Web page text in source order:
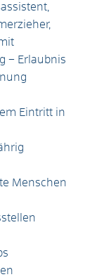
– Erlaubnis
Eintritt in
Menschen